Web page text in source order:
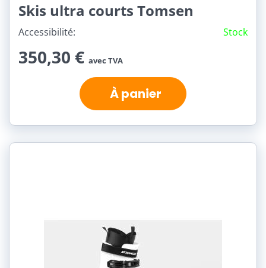
Skis ultra courts Tomsen
Accessibilité: Stock
350,30 € avec TVA
À panier